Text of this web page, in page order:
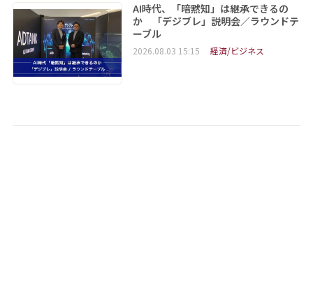
AI時代、「暗黙知」は継承できるの
か 「デジブレ」説明会／ラウンドテ
ーブル
2026.08.03 15:15 経済/ビジネス